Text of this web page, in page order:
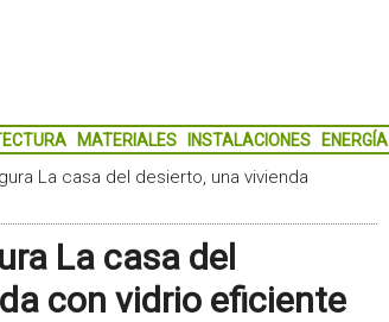
MATERIALES INSTALACIONES ENERGÍA
La casa del desierto, una vivienda
La casa del
con vidrio eficiente